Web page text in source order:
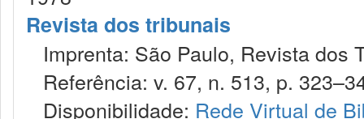
Revista dos tribunais
Imprenta: São Paulo, Revista dos
Referência: v. 67, n. 513, p.
Disponibilidade: Rede Virtual de